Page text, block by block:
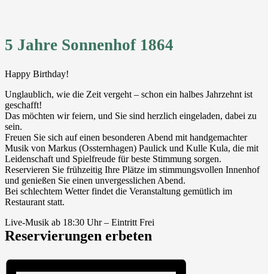
5 Jahre Sonnenhof 1864
Happy Birthday!
Unglaublich, wie die Zeit vergeht – schon ein halbes Jahrzehnt ist
geschafft!
Das möchten wir feiern, und Sie sind herzlich eingeladen, dabei zu
sein.
Freuen Sie sich auf einen besonderen Abend mit handgemachter
Musik von Markus (Ossternhagen) Paulick und Kulle Kula, die mit
Leidenschaft und Spielfreude für beste Stimmung sorgen.
Reservieren Sie frühzeitig Ihre Plätze im stimmungsvollen Innenhof
und genießen Sie einen unvergesslichen Abend.
Bei schlechtem Wetter findet die Veranstaltung gemütlich im
Restaurant statt.
Live-Musik ab 18:30 Uhr – Eintritt Frei
Reservierungen erbeten